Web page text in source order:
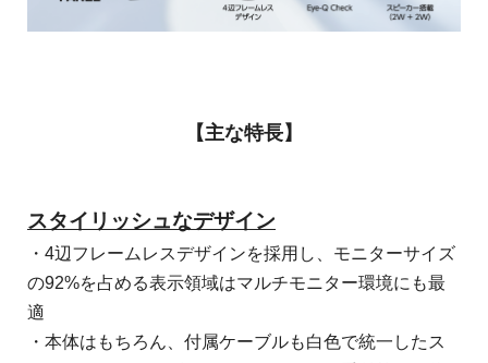
【主な特長】
スタイリッシュなデザイン
・4辺フレームレスデザインを採用し、モニターサイズ
の92%を占める表示領域はマルチモニター環境にも最
適
・本体はもちろん、付属ケーブルも白色で統一したス